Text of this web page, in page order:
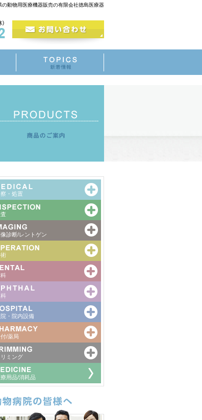
動物用医療機器販売の有限会社徳島医療器
・処置
像診断/レントゲン
院・院内設備
/薬局
リミング
療用品/消耗品